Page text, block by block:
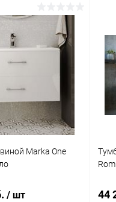
В корзину
клик
Marka One
/ шт 44